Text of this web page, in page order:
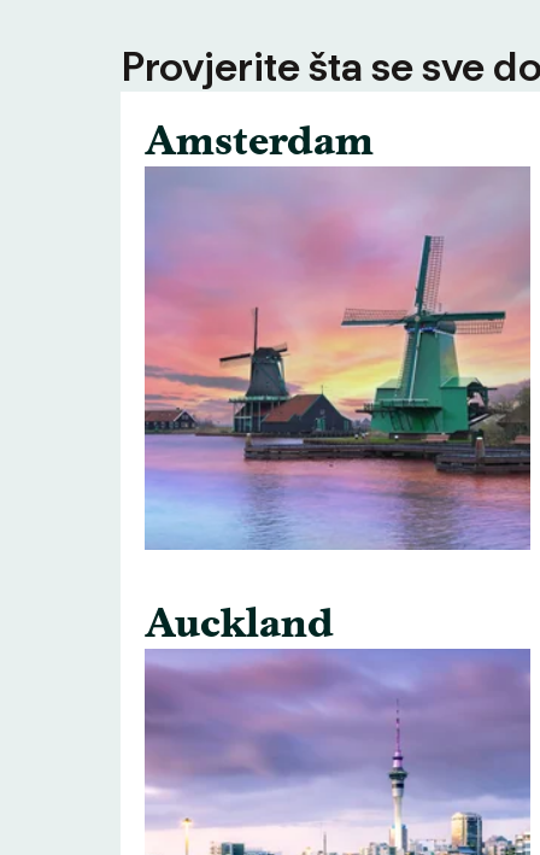
Provjerite šta se sve
Amsterdam
Auckland